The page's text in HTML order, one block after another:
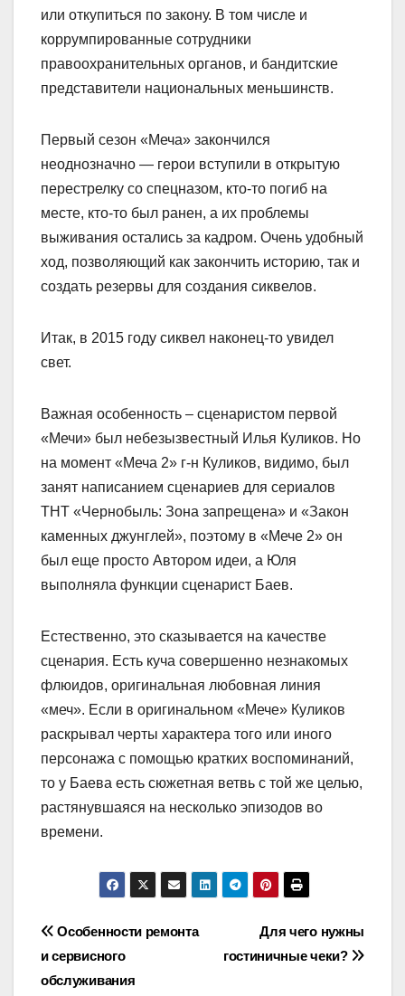
или откупиться по закону. В том числе и
коррумпированные сотрудники
правоохранительных органов, и бандитские
представители национальных меньшинств.
Первый сезон «Меча» закончился
неоднозначно — герои вступили в открытую
перестрелку со спецназом, кто-то погиб на
месте, кто-то был ранен, а их проблемы
выживания остались за кадром. Очень удобный
ход, позволяющий как закончить историю, так и
создать резервы для создания сиквелов.
Итак, в 2015 году сиквел наконец-то увидел
свет.
Важная особенность – сценаристом первой
«Мечи» был небезызвестный Илья Куликов. Но
на момент «Меча 2» г-н Куликов, видимо, был
занят написанием сценариев для сериалов
ТНТ «Чернобыль: Зона запрещена» и «Закон
каменных джунглей», поэтому в «Мече 2» он
был еще просто Автором идеи, а Юля
выполняла функции сценарист Баев.
Естественно, это сказывается на качестве
сценария. Есть куча совершенно незнакомых
флюидов, оригинальная любовная линия
«меч». Если в оригинальном «Мече» Куликов
раскрывал черты характера того или иного
персонажа с помощью кратких воспоминаний,
то у Баева есть сюжетная ветвь с той же целью,
растянувшаяся на несколько эпизодов во
времени.
Навигация
по
Для чего нужны
гостиничные чеки?
Особенности ремонта
и сервисного
обслуживания